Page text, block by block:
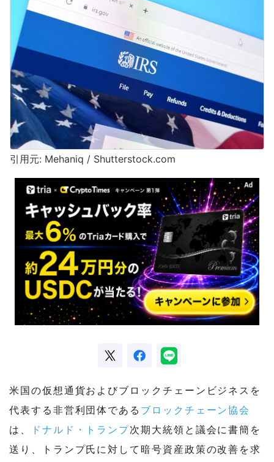
引用元: Mehaniq / Shutterstock.com
米国の仮想通貨およびブロックチェーンビジネスを
代表する非営利団体である ブロックチェーン協会
は、
ドナルド・トランプ次期大統領と議会に書簡を
送り、トランプ氏に対して暗号資産政策の改善を求